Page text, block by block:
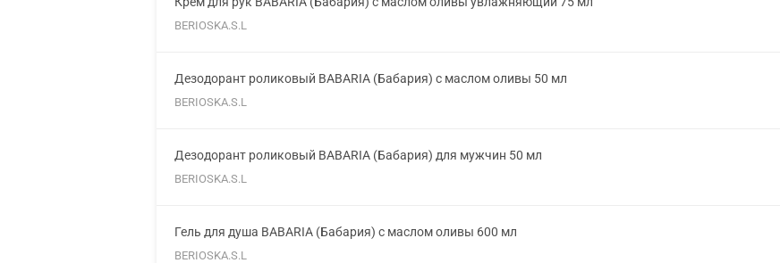
BERIOSKA.S.L
Дезодорант роликовый BABARIA (Бабария) с маслом оливы 50 мл
BERIOSKA.S.L
Дезодорант роликовый BABARIA (Бабария) для мужчин 50 мл
BERIOSKA.S.L
Гель для душа BABARIA (Бабария) с маслом оливы 600 мл
BERIOSKA.S.L